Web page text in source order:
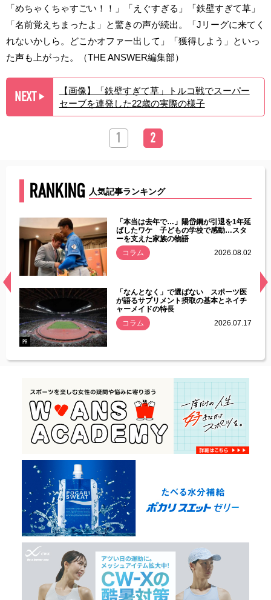
「めちゃくちゃすごい！！」「えぐすぎる」「鉄壁すぎて草」
「名前覚えちまったよ」と驚きの声が続出。「Jリーグに来てく
れないかしら。どこかオファー出して」「獲得しよう」といっ
た声も上がった。（THE ANSWER編集部）
NEXT ▶︎
【画像】「鉄壁すぎて草」トルコ戦でスーパー
セーブを連発した22歳の実際の様子
1 2
RANKING 人気記事ランキング
常
「本当は去年で…」陽岱鋼が引退を1年延
ばしたワケ 子どもの学校で感動…スタ
ーを支えた家族の物語
コラム
2026.08.02
PR
「なんとなく」で選ばない スポーツ医
が語るサプリメント摂取の基本とネイチ
ャーメイドの特長
コラム
2026.07.17